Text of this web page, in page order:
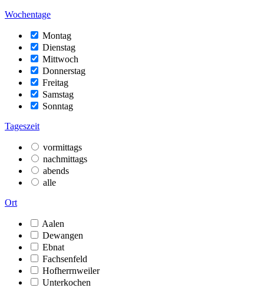
Wochentage
Montag
Dienstag
Mittwoch
Donnerstag
Freitag
Samstag
Sonntag
Tageszeit
vormittags
nachmittags
abends
alle
Ort
Aalen
Dewangen
Ebnat
Fachsenfeld
Hofherrnweiler
Unterkochen